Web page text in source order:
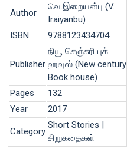
Author
வெ.இறையன்பு (V.
Iraiyanbu)
ISBN
9788123434704
Publisher
நியூ செஞ்சுரி புக்
ஹவுஸ் (New century
Book house)
Pages
132
Year
2017
Category
Short Stories |
சிறுகதைகள்